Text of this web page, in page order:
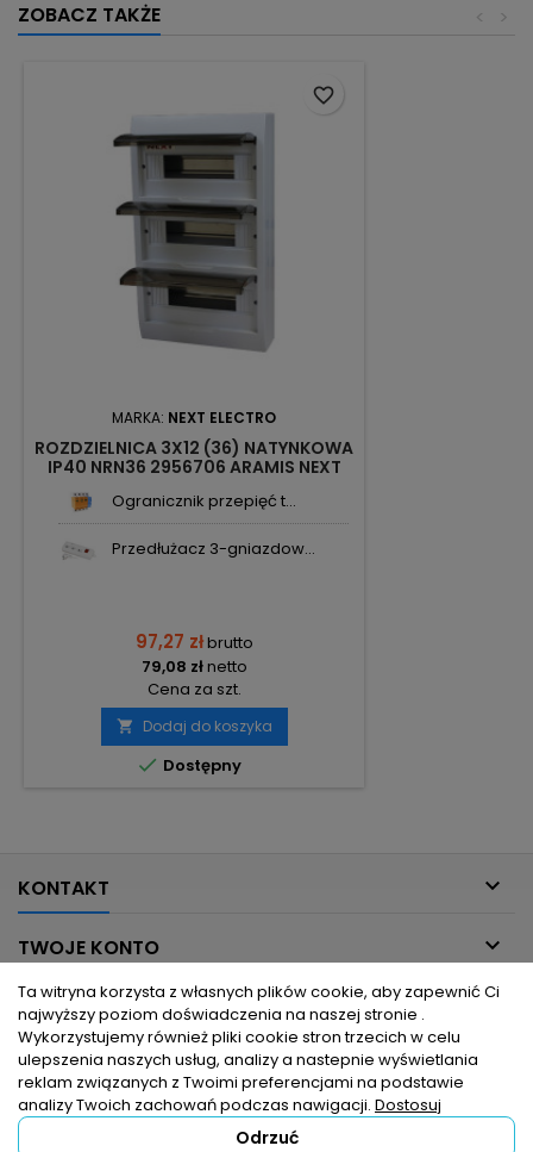
ZOBACZ TAKŻE >
<
MARKA: NEXT ELECTRO
ROZDZIELNICA 3X12 (36) NATYNKOWA
IP40 NRN36 2956706 ARAMIS NEXT
Ogranicznik przepięć t...
Przedłużacz 3-gniazdow...
97,27 złbrutto
79,08 złnetto
Cena za szt.
 Dodaj do koszyka
 Dostępny
favorite_border
KONTAKT 
TWOJE KONTO 
INFORMACJE DLA CIEBIE 
PRODUKTY
Ta witryna korzysta z własnych plików cookie, aby zapewnić Ci
najwyższy poziom doświadczenia na naszej stronie .
Wykorzystujemy również pliki cookie stron trzecich w celu
ulepszenia naszych usług, analizy a nastepnie wyświetlania
reklam związanych z Twoimi preferencjami na podstawie
analizy Twoich zachowań podczas nawigacji. Dostosuj
Odrzuć